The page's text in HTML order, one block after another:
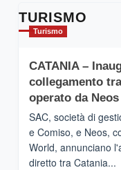
TURISMO
Turismo
CATANIA –
collegamento
operato da Neos
SAC, società di
e Comiso, e Neos,
World, annunciano
diretto tra Catania...